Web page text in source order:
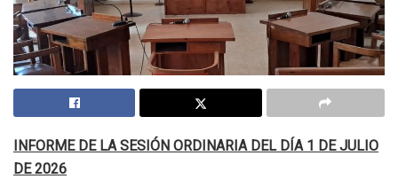
INFORME DE LA SESIÓN ORDINARIA DEL DÍA 1 DE JULIO
DE 2026